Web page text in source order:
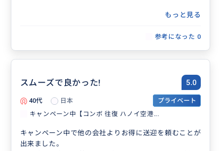
もっと見る
参考になった 0
スムーズで良かった! 5.0
40代 日本
プライベート
キャンペーン中【コンボ 往復 ハノイ空港...
キャンペーン中で他の会社よりお得に送迎を頼むことが
出来ました。